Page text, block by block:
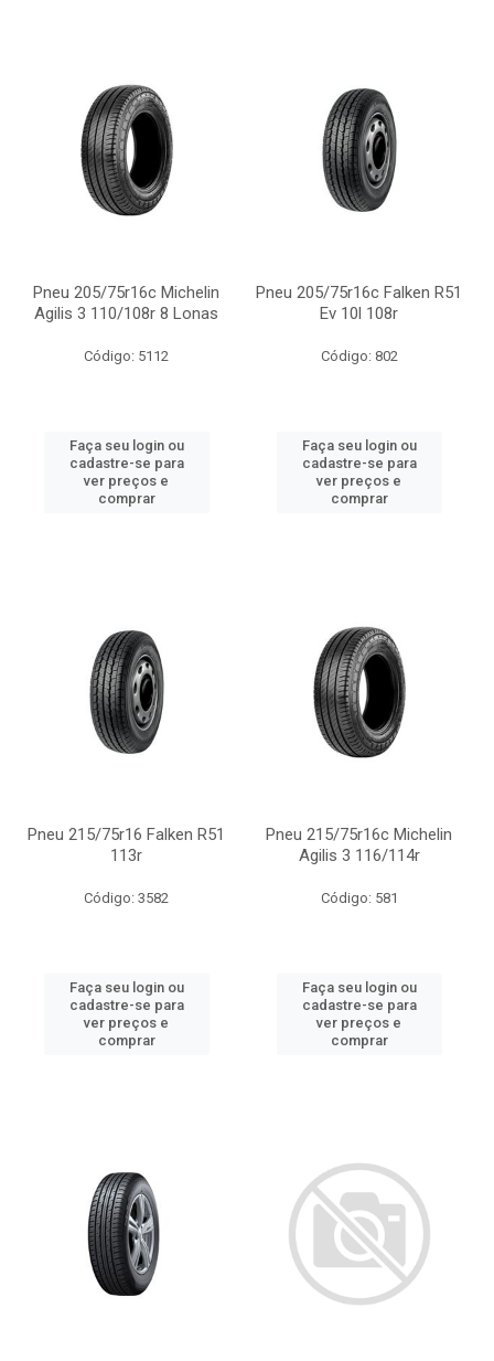
Pneu 205/75r16c Michelin
Agilis 3 110/108r 8 Lonas
Código: 5112
Faça seu login ou
cadastre-se para
ver preços e
comprar
Pneu 205/75r16c Falken R51
Ev 10l 108r
Código: 802
Faça seu login ou
cadastre-se para
ver preços e
comprar
Pneu 215/75r16 Falken R51
113r
Código: 3582
Faça seu login ou
cadastre-se para
ver preços e
comprar
Pneu 215/75r16c Michelin
Agilis 3 116/114r
Código: 581
Faça seu login ou
cadastre-se para
ver preços e
comprar